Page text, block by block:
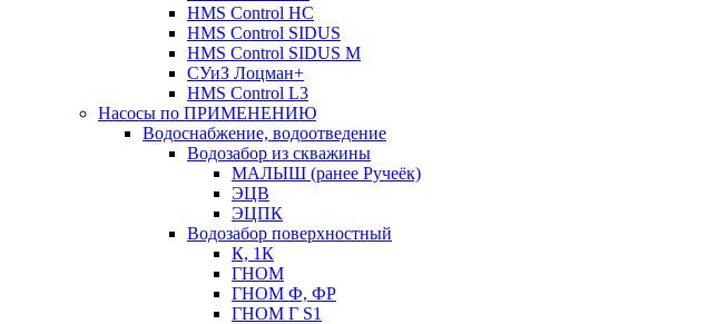
HMS Control HC
HMS Control SIDUS
HMS Control SIDUS M
СУиЗ Лоцман+
HMS Control L3
Насосы по ПРИМЕНЕНИЮ
Водоснабжение, водоотведение
Водозабор из скважины
МАЛЫШ (ранее Ручеёк)
ЭЦВ
ЭЦПК
Водозабор поверхностный
К, 1К
ГНОМ
ГНОМ Ф, ФР
ГНОМ Г S1